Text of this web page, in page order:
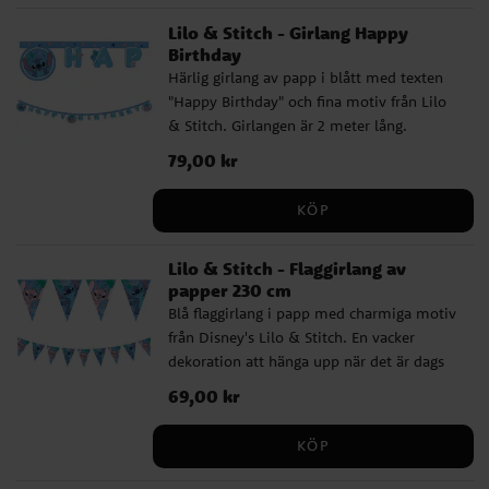
uppgifterna.
Lilo & Stitch - Girlang Happy
Birthday
Härlig girlang av papp i blått med texten
"Happy Birthday" och fina motiv från Lilo
& Stitch. Girlangen är 2 meter lång.
Pris:79,00 kr
79,00 kr
KÖP
Lilo & Stitch - Flaggirlang av
papper 230 cm
Blå flaggirlang i papp med charmiga motiv
från Disney's Lilo & Stitch. En vacker
dekoration att hänga upp när det är dags
att fira med ett roligt födelsedagskalas.
Girlangen är ca 2,3 meter lång och varje
vimpel är ca 24,5 cm hög. Tillverkad av
miljövänligt FSC-märkt papper.
Pris :69,00 kr
69,00 kr
KÖP